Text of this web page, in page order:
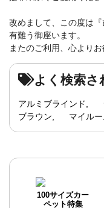
改めまして、この度は
有難う御座います。
またのご利用、心より
よく検索さ
アルミブラインド
ブラウン
マイルー
100サイズカー
ペット特集